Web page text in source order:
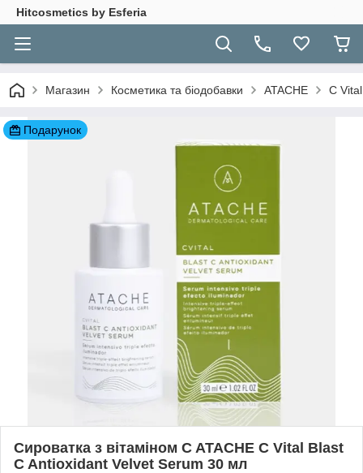
Hitcosmetics by Esferia
Магазин Косметика та біодобавки ATACHE C Vital
Подарунок
Сироватка з вітаміном C ATACHE C Vital Blast
C Antioxidant Velvet Serum 30 мл